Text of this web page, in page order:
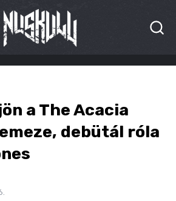
a The Acacia
debütál róla